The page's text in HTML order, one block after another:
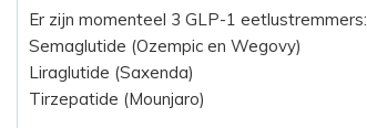
Er zijn momenteel 3 GLP-1 eetlustremmers:
Semaglutide (Ozempic en Wegovy)
Liraglutide (Saxenda)
Tirzepatide (Mounjaro)